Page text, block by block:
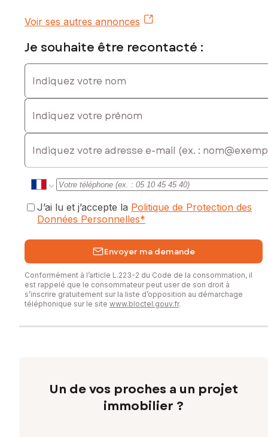
Voir ses autres annonces
Je souhaite être recontacté :
Indiquez votre nom
Indiquez votre prénom
E-mail
J’ai lu et j’accepte la Politique de Protection des
Données Personnelles*
Envoyer ma demande
Conformément à l’article L.223-2 du Code de la consommation, il
est rappelé que le consommateur peut user de son droit à
s’inscrire gratuitement sur la liste d’opposition au démarchage
téléphonique sur le site www.bloctel.gouv.fr.
Un de vos proches a un projet
immobilier ?